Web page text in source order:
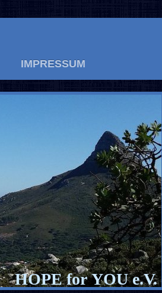
IMPRESSUM
HOPE for YOU e.V.